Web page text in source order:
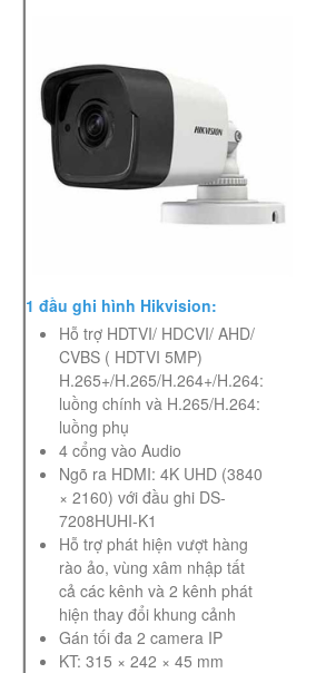
1 đầu ghi hình Hikvision:
Hỗ trợ HDTVI/ HDCVI/ AHD/
CVBS ( HDTVI 5MP)
H.265+/H.265/H.264+/H.264:
luồng chính và H.265/H.264:
luồng phụ
4 cổng vào Audio
Ngõ ra HDMI: 4K UHD (3840
× 2160) với đầu ghi DS-
7208HUHI-K1
Hỗ trợ phát hiện vượt hàng
rào ảo, vùng xâm nhập tất
cả các kênh và 2 kênh phát
hiện thay đổi khung cảnh
Gán tối đa 2 camera IP
KT: 315 × 242 × 45 mm